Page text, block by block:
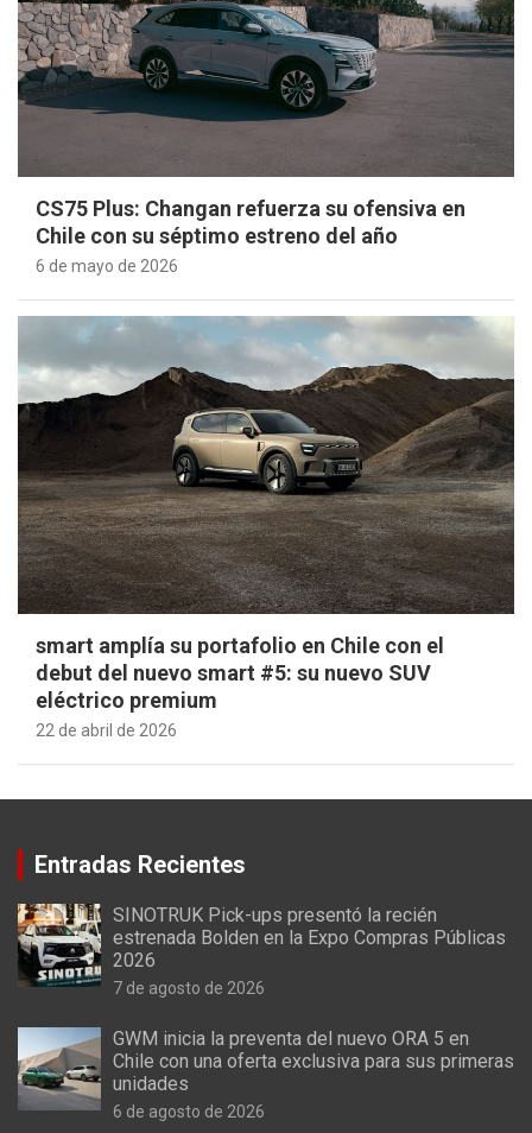
CS75 Plus: Changan refuerza su ofensiva en
Chile con su séptimo estreno del año
6 de mayo de 2026
smart amplía su portafolio en Chile con el
debut del nuevo smart #5: su nuevo SUV
eléctrico premium
22 de abril de 2026
Entradas Recientes
SINOTRUK Pick-ups presentó la recién
estrenada Bolden en la Expo Compras Públicas
2026
7 de agosto de 2026
GWM inicia la preventa del nuevo ORA 5 en
Chile con una oferta exclusiva para sus primeras
unidades
6 de agosto de 2026